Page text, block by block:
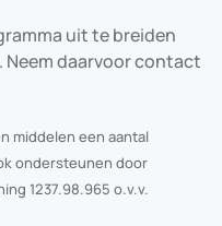
uit te breiden
daarvoor contact
middelen een aantal
ondersteunen door
1237.98.965 o.v.v.